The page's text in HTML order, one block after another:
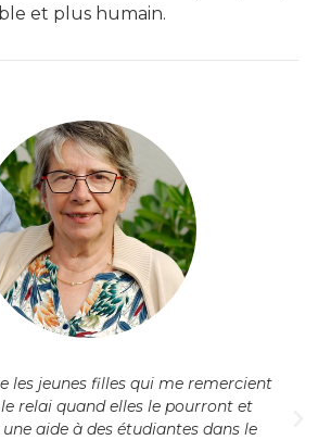
et plus humain.
les jeunes filles qui me remercient
relai quand elles le pourront et
aide à des étudiantes dans le